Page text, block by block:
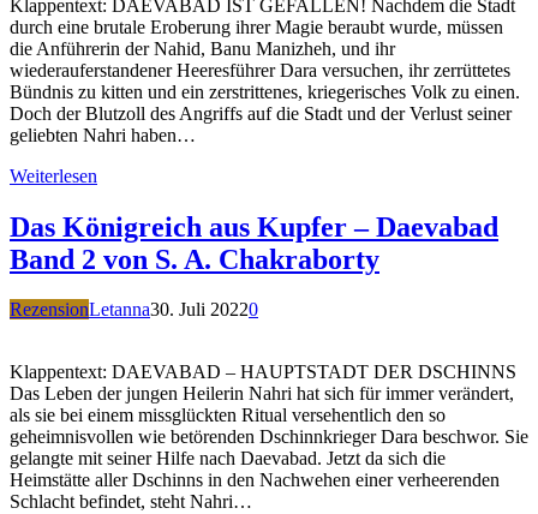
Klappentext: DAEVABAD IST GEFALLEN! Nachdem die Stadt
durch eine brutale Eroberung ihrer Magie beraubt wurde, müssen
die Anführerin der Nahid, Banu Manizheh, und ihr
wiederauferstandener Heeresführer Dara versuchen, ihr zerrüttetes
Bündnis zu kitten und ein zerstrittenes, kriegerisches Volk zu einen.
Doch der Blutzoll des Angriffs auf die Stadt und der Verlust seiner
geliebten Nahri haben…
Weiterlesen
Das Königreich aus Kupfer – Daevabad
Band 2 von S. A. Chakraborty
RezensionLetanna30. Juli 20220
Klappentext: DAEVABAD – HAUPTSTADT DER DSCHINNS
Das Leben der jungen Heilerin Nahri hat sich für immer verändert,
als sie bei einem missglückten Ritual versehentlich den so
geheimnisvollen wie betörenden Dschinnkrieger Dara beschwor. Sie
gelangte mit seiner Hilfe nach Daevabad. Jetzt da sich die
Heimstätte aller Dschinns in den Nachwehen einer verheerenden
Schlacht befindet, steht Nahri…